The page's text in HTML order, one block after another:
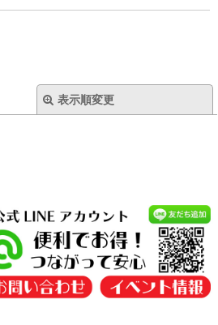
表示順変更
絞り込む